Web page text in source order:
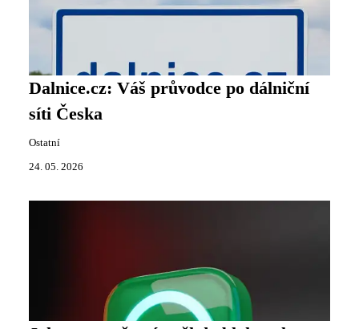
Dalnice.cz: Váš průvodce po dálniční
síti Česka
Ostatní
24. 05. 2026